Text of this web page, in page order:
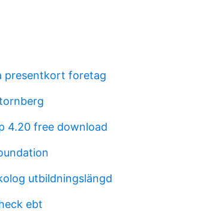
presentkort foretag
4.20 free download
utbildningslängd
ebt